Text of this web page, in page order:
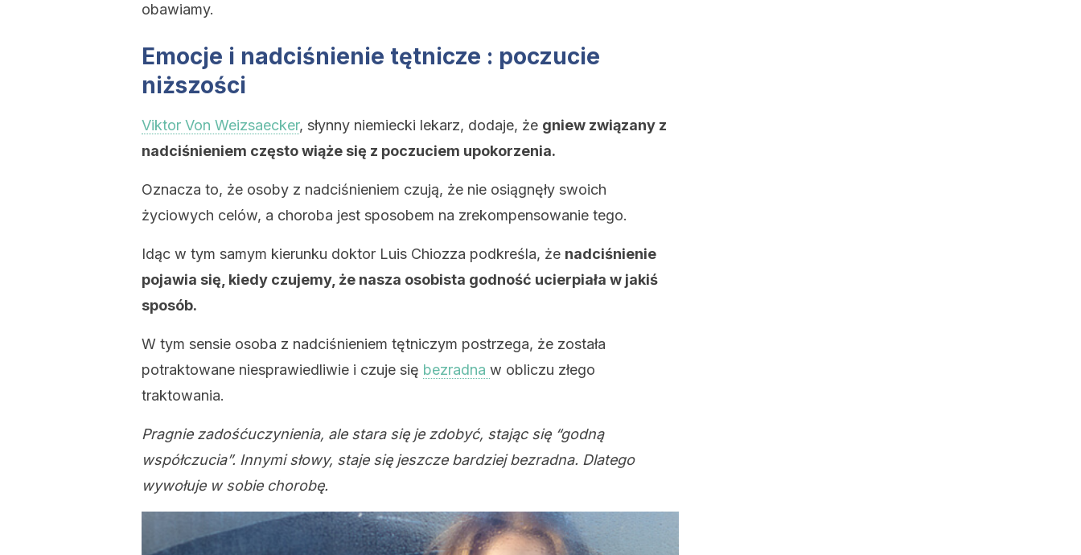
obawiamy.
Emocje i nadciśnienie tętnicze : poczucie
niższości
Viktor Von Weizsaecker, słynny niemiecki lekarz, dodaje, że gniew związany z
nadciśnieniem często wiąże się z poczuciem upokorzenia.
Oznacza to, że osoby z nadciśnieniem czują, że nie osiągnęły swoich
życiowych celów, a choroba jest sposobem na zrekompensowanie tego.
Idąc w tym samym kierunku doktor Luis Chiozza podkreśla, że ​​ nadciśnienie
pojawia się, kiedy czujemy, że nasza osobista godność ucierpiała w jakiś
sposób.
W tym sensie osoba z nadciśnieniem tętniczym postrzega, że ​​została
potraktowane niesprawiedliwie i czuje się bezradna w obliczu złego
traktowania.
Pragnie zadośćuczynienia, ale stara się je zdobyć, stając się “godną
współczucia”. Innymi słowy, staje się jeszcze bardziej bezradna. Dlatego
wywołuje w sobie chorobę.